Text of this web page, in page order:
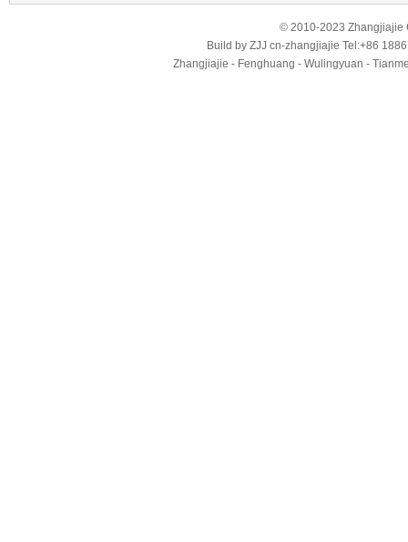
© 2010-2023 Zhangjiajie
Build by ZJJ cn-zhangjiajie Tel:+86
Zhangjiajie - Fenghuang - Wulingyuan -